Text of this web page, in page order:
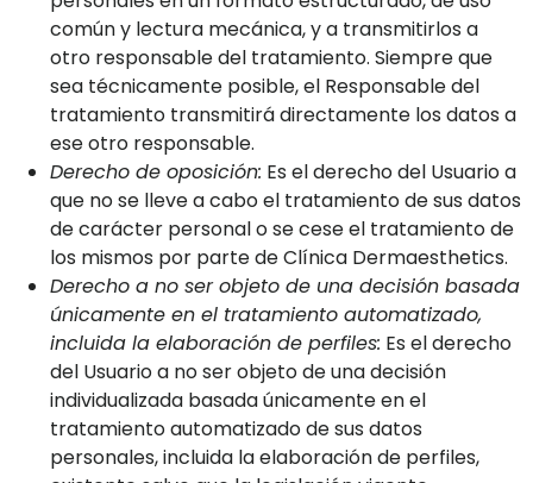
común y lectura mecánica, y a transmitirlos a
otro responsable del tratamiento. Siempre que
sea técnicamente posible, el Responsable del
tratamiento transmitirá directamente los datos a
ese otro responsable.
Derecho de oposición: Es el derecho del Usuario a
que no se lleve a cabo el tratamiento de sus datos
de carácter personal o se cese el tratamiento de
los mismos por parte de Clínica Dermaesthetics.
Derecho a no ser objeto de una decisión basada
únicamente en el tratamiento automatizado,
incluida la elaboración de perfiles: Es el derecho
del Usuario a no ser objeto de una decisión
individualizada basada únicamente en el
tratamiento automatizado de sus datos
personales, incluida la elaboración de perfiles,